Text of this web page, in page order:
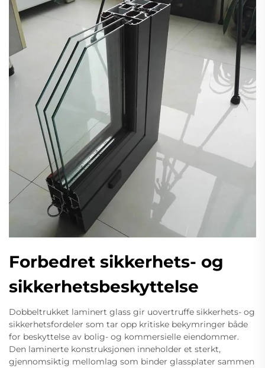
Forbedret sikkerhets- og
sikkerhetsbeskyttelse
Dobbeltrukket laminert glass gir uovertruffe sikkerhets- og
sikkerhetsfordeler som tar opp kritiske bekymringer både
for beskyttelse av bolig- og kommersielle eiendommer.
Den laminerte konstruksjonen inneholder et sterkt,
gjennomsiktig mellomlag som binder glassplater sammen